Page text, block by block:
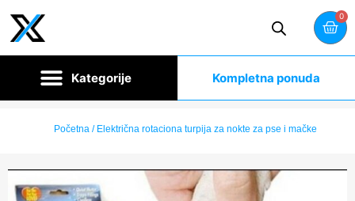
0
Kompletna ponuda
Početna / Električna rotaciona turpija za nokte za pse i mačke